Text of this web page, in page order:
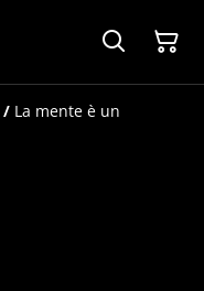
/ La mente è un